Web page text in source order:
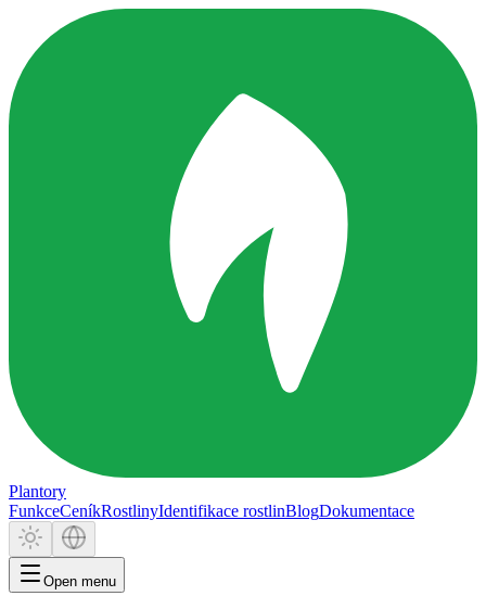
Plantory
FunkceCeníkRostlinyIdentifikace rostlinBlogDokumentace
Open menu